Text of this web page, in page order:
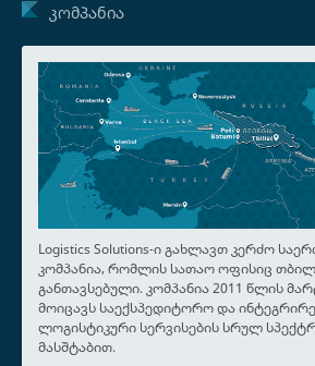
ᲙᲝᲛᲞᲐᲜᲘᲐ
Logistics Solutions-ი გახლავთ კერძო
კომპანია, რომლის სათაო ოფისიც
განთავსებული. კომპანია 2011 წლის
მოიცავს საექსპედიტორო და
ლოგისტიკური სერვისების სრულ
მასშტაბით.
L
o
g
i
s
t
i
c
s